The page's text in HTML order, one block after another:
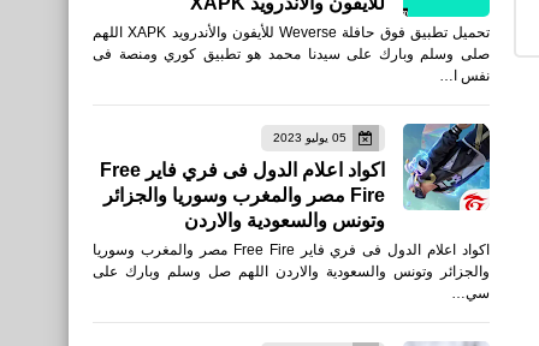
تحميل تطبيق فوق حافلة Weverse للأيفون والأندرويد XAPK اللهم
صلى وسلم وبارك على سيدنا محمد هو تطبيق كوري ومنصة فى
نفس ا…
05 يوليو 2023
اكواد اعلام الدول فى فري فاير Free
Fire مصر والمغرب وسوريا والجزائر
وتونس والسعودية والاردن
اكواد اعلام الدول فى فري فاير Free Fire مصر والمغرب وسوريا
والجزائر وتونس والسعودية والاردن اللهم صل وسلم وبارك على
سي…
تحميل لعبة سباق السيارات
Fastlane: Road to
Revenge‏ للأيفون والأندرويد
APK